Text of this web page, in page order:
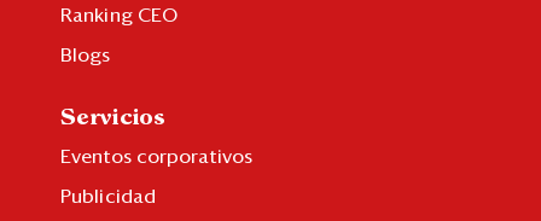
Ranking CEO
Blogs
Servicios
Eventos corporativos
Publicidad